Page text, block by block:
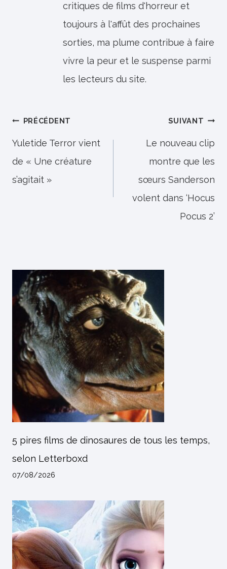
critiques de films d'horreur et
toujours à l'affût des prochaines
sorties, ma plume contribue à faire
vivre la peur et le suspense parmi
les lecteurs du site.
Navigation
de
l’article
PRÉCÉDENT
Yuletide Terror vient
de « Une créature
s’agitait »
SUIVANT
Le nouveau clip
montre que les
sœurs Sanderson
volent dans ‘Hocus
Pocus 2’
5 pires films de dinosaures de tous les temps,
selon Letterboxd
07/08/2026